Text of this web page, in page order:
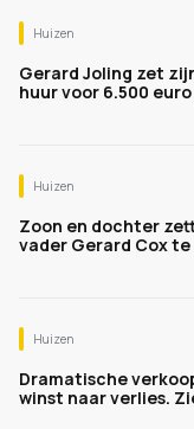
Huizen
Gerard Joling zet
huur voor 6.500
Huizen
Zoon en dochter
vader Gerard Cox
Huizen
Dramatische
winst naar verlies.